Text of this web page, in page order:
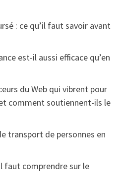
: ce qu’il faut savoir avant
est-il aussi efficace qu’en
du Web qui vibrent pour
comment soutiennent-ils le
transport de personnes en
faut comprendre sur le